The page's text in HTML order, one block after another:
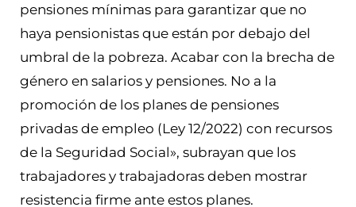
pensiones mínimas para garantizar que no
haya pensionistas que están por debajo del
umbral de la pobreza. Acabar con la brecha de
género en salarios y pensiones. No a la
promoción de los planes de pensiones
privadas de empleo (Ley 12/2022) con recursos
de la Seguridad Social», subrayan que los
trabajadores y trabajadoras deben mostrar
resistencia firme ante estos planes.